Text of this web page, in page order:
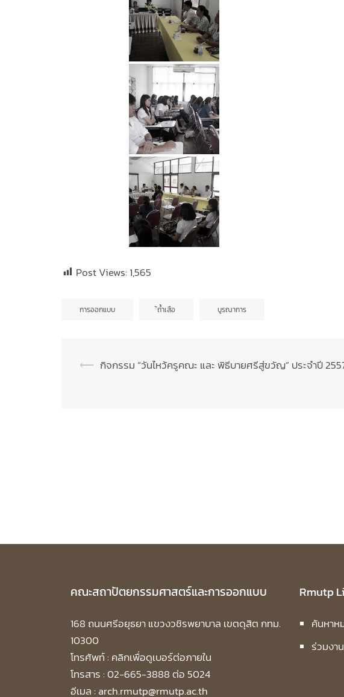
Post Views: 1,565
การออกแบบ ้ถ้ำเสือ บูรณาการ
Post
⟵ กิจกรรม “วันไหว้ครูคณะ และ พิธีบายศรีสู่ขวัญ” ประจำปี
คณะสถาปัตยกรรมศาสตร์และการออกแบบ
168 ถนนศรีอยุธยา แขวงวชิรพยาบาล เขตดุสิต กทม.
10300
โทรศัพท์ : คลิกเพื่อดูเบอร์ต่อภายใน
โทรสาร : 02-665-3888 ต่อ 5024
อีเมล : arch.rmutp@rmutp.ac.th
Rmutp
ค้นหาห
ร่วมงา